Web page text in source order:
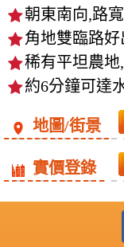
朝東南向,路
角地雙臨路
稀有平坦農
約6分鐘可達
地圖/街景
實價登錄